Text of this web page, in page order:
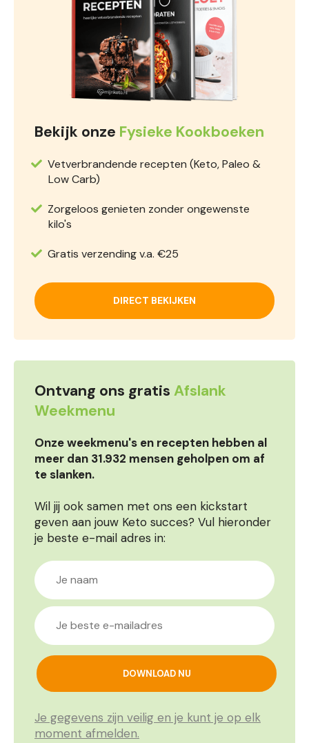
Bekijk onze Fysieke Kookboeken
Vetverbrandende recepten (Keto, Paleo &
Low Carb)
Zorgeloos genieten zonder ongewenste
kilo's
Gratis verzending v.a. €25
DIRECT BEKIJKEN
Ontvang ons gratis Afslank
Weekmenu
Onze weekmenu's en recepten hebben al
meer dan 31.932 mensen geholpen om af
te slanken.
Wil jij ook samen met ons een kickstart
geven aan jouw Keto succes? Vul hieronder
je beste e-mail adres in:
Je gegevens zijn veilig en je kunt je op elk
moment afmelden.